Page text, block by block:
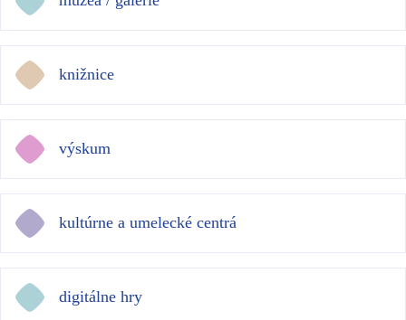
knižnice
výskum
kultúrne a umelecké centrá
digitálne hry